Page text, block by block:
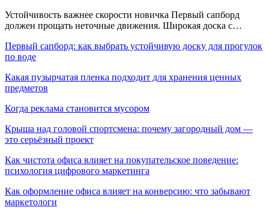
Устойчивость важнее скорости новичка Первый сапборд
должен прощать неточные движения. Широкая доска с…
Первый сапборд: как выбрать устойчивую доску для прогулок
по воде
Какая пузырчатая пленка подходит для хранения ценных
предметов
Когда реклама становится мусором
Крыша над головой спортсмена: почему загородный дом —
это серьёзный проект
Как чистота офиса влияет на покупательское поведение:
психология цифрового маркетинга
Как оформление офиса влияет на конверсию: что забывают
маркетологи